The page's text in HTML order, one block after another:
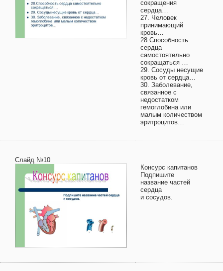
сокращения
сердца…
27. Человек
принимающий
кровь…
28.Способность
сердца
самостоятельно
сокращаться …
29. Сосуды несущие
кровь от сердца…
30. Заболевание,
связанное с
недостатком
гемоглобина или
малым количеством
эритроцитов…
Слайд №10
Консурс капитанов
Подпишите
название частей
сердца
и сосудов.